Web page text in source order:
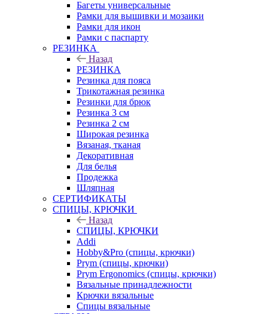
Багеты универсальные
Рамки для вышивки и мозаики
Рамки для икон
Рамки с паспарту
РЕЗИНКА
Назад
РЕЗИНКА
Резинка для пояса
Трикотажная резинка
Резинки для брюк
Резинка 3 см
Резинка 2 см
Широкая резинка
Вязаная, тканая
Декоративная
Для белья
Продежка
Шляпная
СЕРТИФИКАТЫ
СПИЦЫ, КРЮЧКИ
Назад
СПИЦЫ, КРЮЧКИ
Addi
Hobby&Pro (спицы, крючки)
Prym (спицы, крючки)
Prym Ergonomics (спицы, крючки)
Вязальные принадлежности
Крючки вязальные
Спицы вязальные